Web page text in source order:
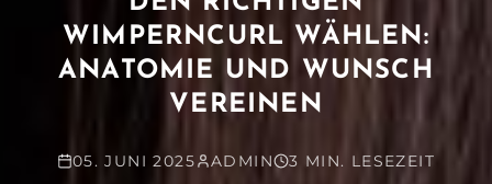
WIMPERNCURL WÄHLEN:
ANATOMIE UND WUNSCH
VEREINEN
05. JUNI 2025 ADMIN 3 MIN. LESEZEIT